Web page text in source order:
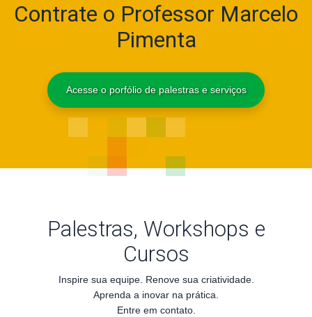
Contrate o Professor Marcelo
Pimenta
Acesse o porfólio de palestras e serviços
Palestras, Workshops e
Cursos
Inspire sua equipe. Renove sua criatividade.
Aprenda a inovar na prática.
Entre em contato.